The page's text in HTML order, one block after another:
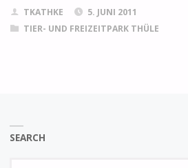
TKATHKE
5. JUNI 2011
TIER- UND FREIZEITPARK THÜLE
SEARCH